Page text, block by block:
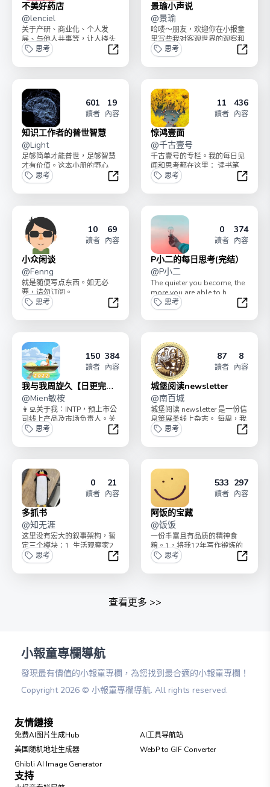
不美好药店
@lenciel
关于产研、商业化、个人发
展、与他人共事等，让人挠头
的各种 elegant puzzles，本
座的见闻...
思考
不美好药店
景瑜小声说
@景瑜
哈喽～朋友，欢迎你在小报童
里写些我对客观世界的观察和
思考，以及不适合在pyq和jk
发的更细节的个人体...
思考
景瑜小
601
讀者
19
內容
知识工作者的普世智慧
@Light
足够简单才能普世，足够智慧
才有价值。这本小册的野心
是，为不限行业的知识工作
者，提供通用、必需的底层
智...
思考
知识工作者的普世智慧
11
讀者
436
內容
惊鸿壹面
@千古壹号
千古壹号的专栏。我的每日见
闻和思考都在这里： 读书笔
记、信息推荐、产品思考、软
件工具、具体生活。 ...
思考
惊鸿壹
10
讀者
69
內容
小众闲谈
@Fenng
就是随便写点东西。如无必
要，请勿订阅。
思考
小众闲谈
0
讀者
374
內容
P小二的每日思考(完结）
@P小二
The quieter you become, the
more you are able to h...
思考
P小二
150
讀者
384
內容
我与我周旋久【日更完结
版】
@Mien敏桉
👩‍💻关于我：INTP，预上市公
司线上产品及市场负责人。关
心世界运转的规律和个人幸福
的方法。📒...
思考
我与我周旋久【日更完结版】
87
讀者
8
內容
城堡阅读newsletter
@南百城
城堡阅读 newsletter 是一份信
息策展类线上杂志。 每周，我
从数百个在线信息源中挑选出
最值...
思考
城堡
0
讀者
21
內容
多抓书
@知无涯
这里没有宏大的叙事架构，暂
定三个模块：1. 生活观察家2.
至少还有书3. 私域运营喜欢我
的朋友圈或...
思考
多抓书
533
讀者
297
內容
阿饭的宝藏
@饭饭
一份丰富且有品质的精神食
粮。1，将我12年写作锻炼的
信息搜寻能力和品味转化为一
份独特的精神食粮。 ...
思考
阿饭的
查看更多 >>
小報童專欄導航
發現最有價值的小報童專欄，為您找到最合適的小報童專欄！
Copyright 2026 © 小報童專欄導航. All rights reserved.
友情鏈接
免费AI图片生成Hub
AI工具导航站
美国随机地址生成器
WebP to GIF Converter
Ghibli AI Image Generator
支持